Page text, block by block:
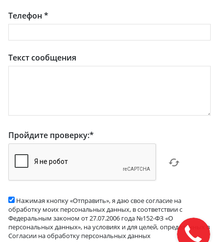
Телефон*
Текст сообщения
Пройдите проверку:*
Нажимая кнопку «Отправить», я даю свое согласие на
обработку моих персональных данных, в соответствии с
Федеральным законом от 27.07.2006 года №152-ФЗ «О
персональных данных», на условиях и для целей, определенных в
Согласии на обработку персональных данных